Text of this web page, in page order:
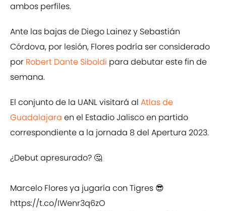
ambos perfiles.
Ante las bajas de Diego Lainez y Sebastián
Córdova, por lesión, Flores podría ser considerado
por Robert Dante Siboldi para debutar este fin de
semana.
El conjunto de la UANL visitará al Atlas de
Guadalajara en el Estadio Jalisco en partido
correspondiente a la jornada 8 del Apertura 2023.
¿Debut apresurado? 🤔
Marcelo Flores ya jugaría con Tigres 😎
https://t.co/IWenr3q6zO